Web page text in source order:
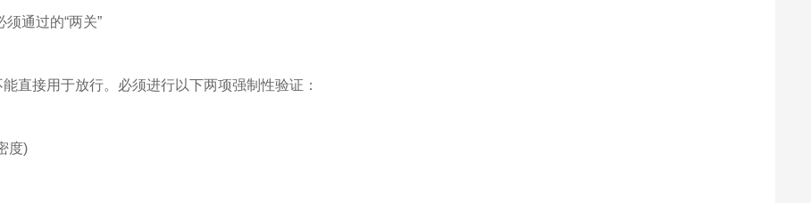
通过的“两关”
接用于放行。必须进行以下两项强制性验证：
度)